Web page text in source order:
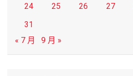
24
25 26 27
31
« 7 月
9 月 »